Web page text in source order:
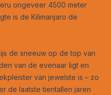
ongeveer 4500 meter
is de Kilimanjaro de
de sneeuw op de top van
van de evenaar ligt en
van jewelste is – zo
de laatste tientallen jaren